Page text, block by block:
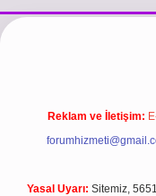
vdcasino güncel giriş
Reklam ve İletişim:
Yasal Uyarı: Sitemiz,